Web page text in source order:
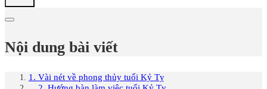
Nội dung bài viết
1. Vài nét về phong thủy tuổi Kỷ Tỵ